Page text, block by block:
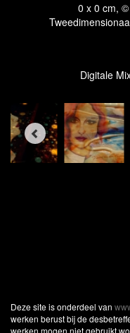
0 x 0 cm,
Digitale
Deze site is onderdeel van
werken berust bij de
werken mogen niet gebruikt